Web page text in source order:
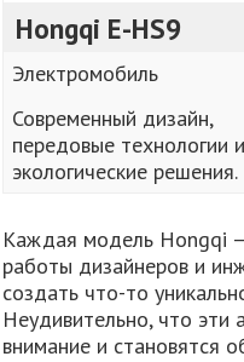
Hongqi E-HS9
Электромобиль
Современный дизайн,
передовые технологии и
экологические решения.
Каждая модель Hongqi
работы дизайнеров и
создать что-то
Неудивительно, что эти
внимание и становятся